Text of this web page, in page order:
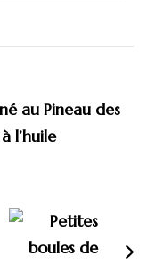
au Pineau des
l’huile